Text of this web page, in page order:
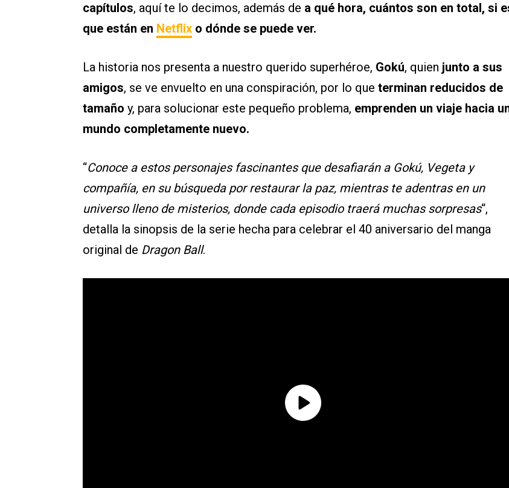
capítulos, aquí te lo decimos, además de a qué hora, cuántos son en total, si
que están en Netflix o dónde se puede ver.
La historia nos presenta a nuestro querido superhéroe, Gokú, quien junto a sus
amigos, se ve envuelto en una conspiración, por lo que terminan reducidos de
tamaño y, para solucionar este pequeño problema, emprenden un viaje hacia
mundo completamente nuevo.
“Conoce a estos personajes fascinantes que desafiarán a Gokú, Vegeta y
compañía, en su búsqueda por restaurar la paz, mientras te adentras en un
universo lleno de misterios, donde cada episodio traerá muchas sorpresas“,
detalla la sinopsis de la serie hecha para celebrar el 40 aniversario del manga
original de Dragon Ball.